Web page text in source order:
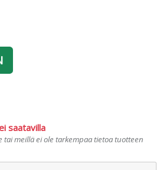
saatavilla
meillä ei ole tarkempaa tietoa tuotteen